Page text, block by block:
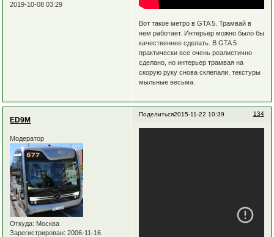
2019-10-08 03:29
Вот такое метро в GTA 5. Трамвай в
нем работает. Интерьер можно было бы
качественнее сделать. В GTA 5
практически все очень реалистично
сделано, но интерьер трамвая на
скорую руку снова склепали, текстуры
мыльные весьма.
Поделиться 134
2015-11-22 10:39
ED9M
Модератор
Откуда: Москва
Зарегистрирован: 2006-11-16